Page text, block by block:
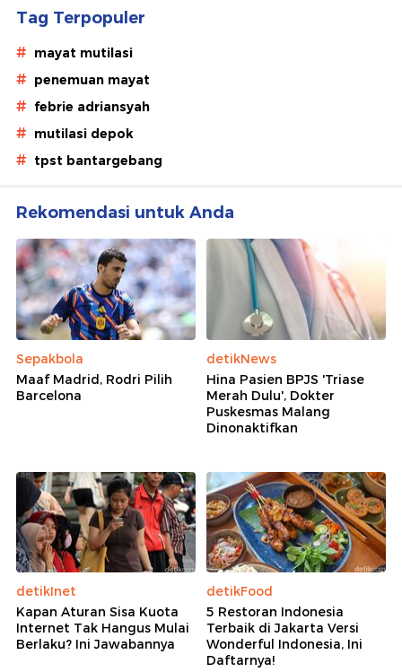
Tag Terpopuler
# mayat mutilasi
# penemuan mayat
# febrie adriansyah
# mutilasi depok
# tpst bantargebang
Rekomendasi untuk Anda
Sepakbola
Maaf Madrid, Rodri Pilih
Barcelona
detikNews
Hina Pasien BPJS 'Triase
Merah Dulu', Dokter
Puskesmas Malang
Dinonaktifkan
detikInet
Kapan Aturan Sisa Kuota
Internet Tak Hangus Mulai
Berlaku? Ini Jawabannya
detikFood
5 Restoran Indonesia
Terbaik di Jakarta Versi
Wonderful Indonesia, Ini
Daftarnya!